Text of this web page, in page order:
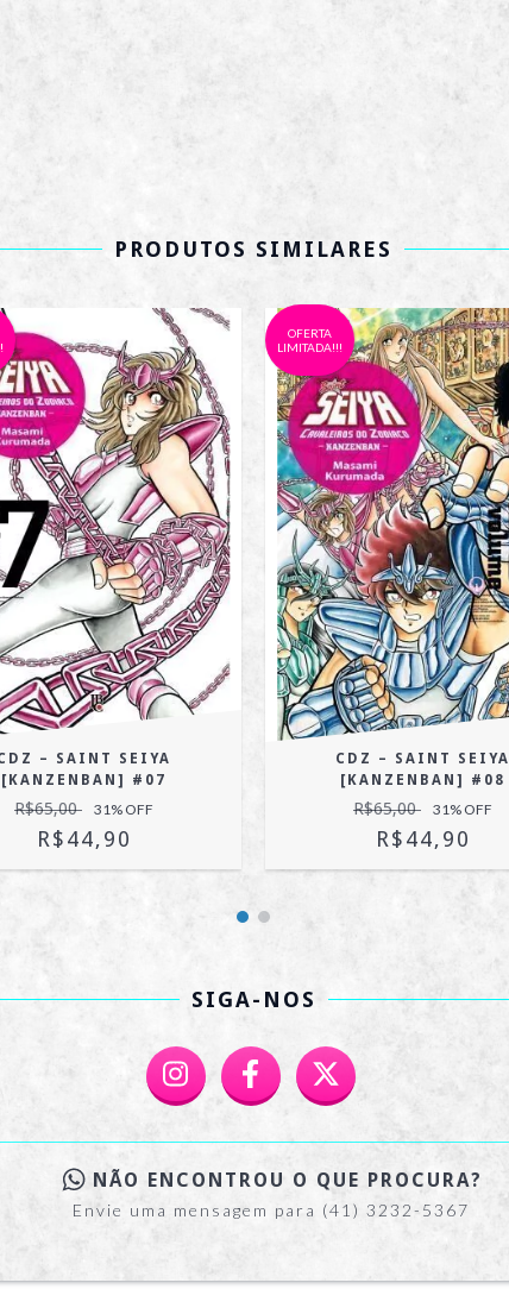
PRODUTOS SIMILARES
– SAINT SEIYA
[KANZENBAN] #07
R$65,00 31% OFF
R$44,90
OFERTA
LIMITADA!!!
CDZ – SAINT SEIYA
[KANZENBAN] #08
R$65,00 31% OFF
R$44,90
SIGA-NOS
NÃO ENCONTROU O QUE PROCURA?
Envie uma mensagem para (41) 3232-5367